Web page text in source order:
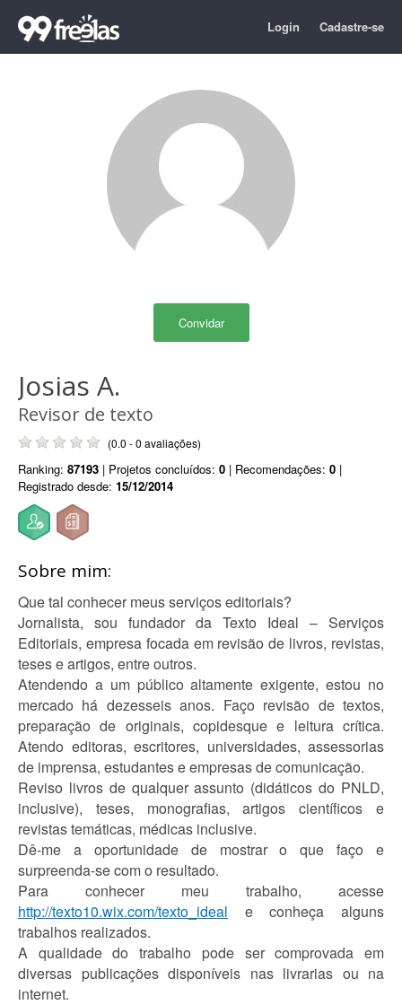
Login Cadastre-se
Convidar
Josias A.
Revisor de texto
(0.0 - 0 avaliações)
Ranking: 87193 | Projetos concluídos: 0 | Recomendações: 0 |
Registrado desde: 15/12/2014
Sobre mim:
Que tal conhecer meus serviços editoriais?
Jornalista, sou fundador da Texto Ideal – Serviços
Editoriais, empresa focada em revisão de livros, revistas,
teses e artigos, entre outros.
Atendendo a um público altamente exigente, estou no
mercado há dezesseis anos. Faço revisão de textos,
preparação de originais, copidesque e leitura crítica.
Atendo editoras, escritores, universidades, assessorias
de imprensa, estudantes e empresas de comunicação.
Reviso livros de qualquer assunto (didáticos do PNLD,
inclusive), teses, monografias, artigos científicos e
revistas temáticas, médicas inclusive.
Dê-me a oportunidade de mostrar o que faço e
surpreenda-se com o resultado.
Para conhecer meu trabalho, acesse
http://texto10.wix.com/texto_ideal e conheça alguns
trabalhos realizados.
A qualidade do trabalho pode ser comprovada em
diversas publicações disponíveis nas livrarias ou na
internet.